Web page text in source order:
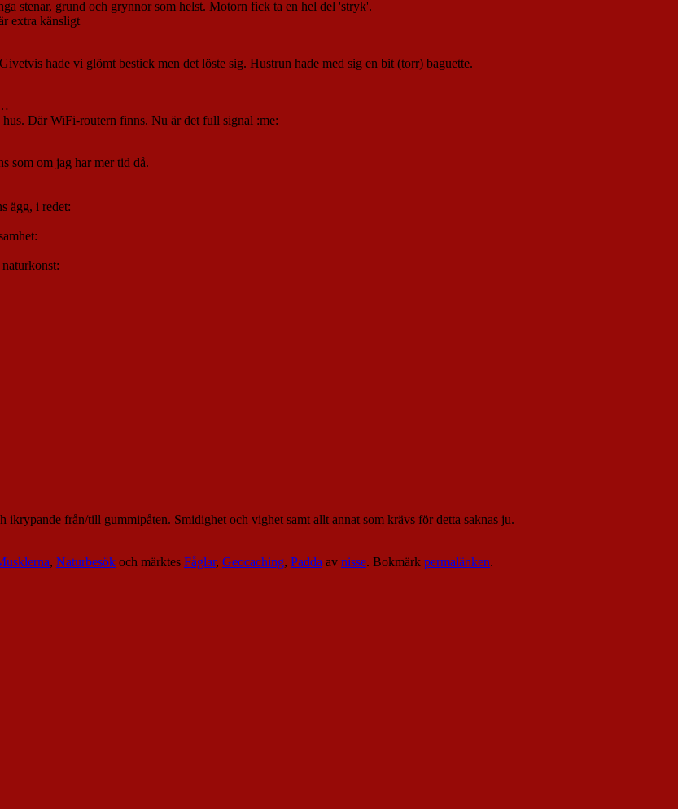
stenar, grund och grynnor som helst. Motorn fick ta en hel del 'stryk'.
extra känsligt
hade vi glömt bestick men det löste sig. Hustrun hade med sig en bit (torr) baguette.
Där WiFi-routern finns. Nu är det full signal :me:
som om jag har mer tid då.
ägg, i redet:
från/till gummipåten. Smidighet och vighet samt allt annat som krävs för detta saknas ju.
, Naturbesök och märktes Fåglar, Geocaching, Padda av nisse. Bokmärk permalänken.